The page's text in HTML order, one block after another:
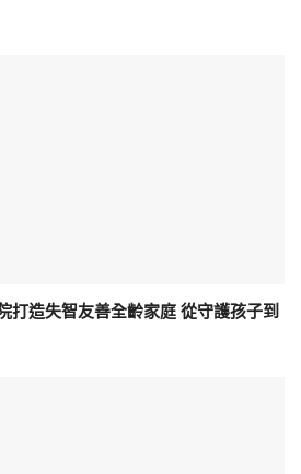
打造失智友善全齡家庭 從守護孩子到